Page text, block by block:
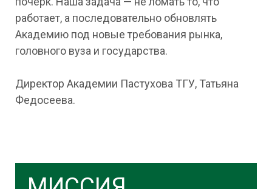
работает, а последовательно обновлять
Академию под новые требования рынка,
головного вуза и государства.
Директор Академии Пастухова ТГУ, Татьяна
Федосеева.